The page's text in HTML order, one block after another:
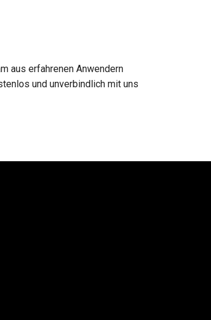
aus erfahrenen Anwendern
und unverbindlich mit uns